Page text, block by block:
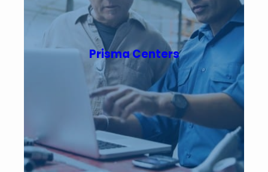
Prisma Centers